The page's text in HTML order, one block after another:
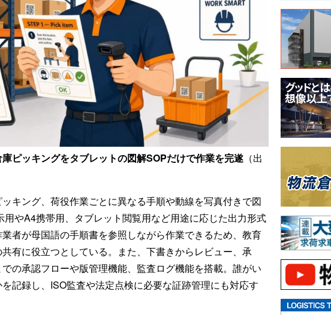
ピッキングをタブレットの図解SOPだけで作業を完遂 （出
キング、荷役作業ごとに異なる手順や動線を写真付きで図
やA4携帯用、タブレット閲覧用など用途に応じた出力形式
者が母国語の手順書を参照しながら作業できるため、教育
有に役立つとしている。また、下書きからレビュー、承
の承認フローや版管理機能、監査ログ機能を搭載。誰がい
記録し、ISO監査や法定点検に必要な証跡管理にも対応す